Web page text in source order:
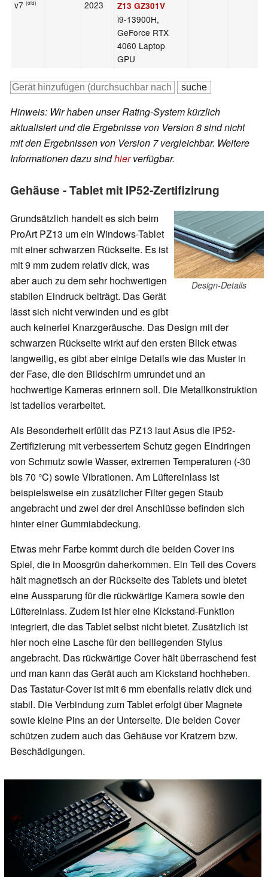
v7(old) 2023 Z13 GZ301V
i9-13900H,
GeForce RTX
4060 Laptop
GPU
Hinweis: Wir haben unser Rating-System kürzlich
aktualisiert und die Ergebnisse von Version 8 sind nicht
mit den Ergebnissen von Version 7 vergleichbar. Weitere
Informationen dazu sindhierverfügbar.
Gehäuse - Tablet mit IP52-Zertifizirung
Design-Details
Grundsätzlich handelt es sich beim
ProArt PZ13 um ein Windows-Tablet
mit einer schwarzen Rückseite. Es ist
mit 9 mm zudem relativ dick, was
aber auch zu dem sehr hochwertigen
stabilen Eindruck beiträgt. Das Gerät
lässt sich nicht verwinden und es gibt
auch keinerlei Knarzgeräusche. Das Design mit der
schwarzen Rückseite wirkt auf den ersten Blick etwas
langweilig, es gibt aber einige Details wie das Muster in
der Fase, die den Bildschirm umrundet und an
hochwertige Kameras erinnern soll. Die Metallkonstruktion
ist tadellos verarbeitet.
Als Besonderheit erfüllt das PZ13 laut Asus die IP52-
Zertifizierung mit verbessertem Schutz gegen Eindringen
von Schmutz sowie Wasser, extremen Temperaturen (-30
bis 70 °C) sowie Vibrationen. Am Lüftereinlass ist
beispielsweise ein zusätzlicher Filter gegen Staub
angebracht und zwei der drei Anschlüsse befinden sich
hinter einer Gummiabdeckung.
Etwas mehr Farbe kommt durch die beiden Cover ins
Spiel, die in Moosgrün daherkommen. Ein Teil des Covers
hält magnetisch an der Rückseite des Tablets und bietet
eine Aussparung für die rückwärtige Kamera sowie den
Lüftereinlass. Zudem ist hier eine Kickstand-Funktion
integriert, die das Tablet selbst nicht bietet. Zusätzlich ist
hier noch eine Lasche für den beiliegenden Stylus
angebracht. Das rückwärtige Cover hält überraschend fest
und man kann das Gerät auch am Kickstand hochheben.
Das Tastatur-Cover ist mit 6 mm ebenfalls relativ dick und
stabil. Die Verbindung zum Tablet erfolgt über Magnete
sowie kleine Pins an der Unterseite. Die beiden Cover
schützen zudem auch das Gehäuse vor Kratzern bzw.
Beschädigungen.